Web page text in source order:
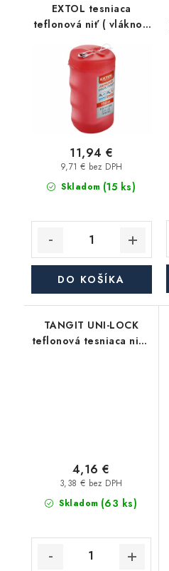
EXTOL tesniaca
teflonová niť ( vlákno )
Skladom (15 ks)
9,71 € bez DPH
11,94 €
DO KOŠÍKA
TANGIT UNI-LOCK
teflonová tesniaca niť (
Skladom (63 ks)
3,38 € bez DPH
4,16 €